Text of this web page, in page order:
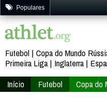
Populares
Futebol Copa do Mundo
Primeira Liga
Inglaterra
Início
Futebol Copa do